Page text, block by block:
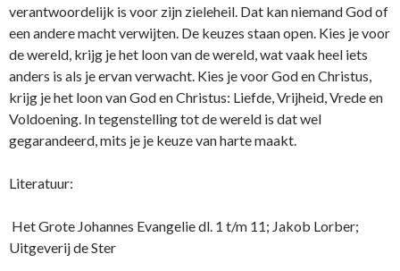
verantwoordelijk is voor zijn zieleheil. Dat kan niemand God of
een andere macht verwijten. De keuzes staan open. Kies je voor
de wereld, krijg je het loon van de wereld, wat vaak heel iets
anders is als je ervan verwacht. Kies je voor God en Christus,
krijg je het loon van God en Christus: Liefde, Vrijheid, Vrede en
Voldoening. In tegenstelling tot de wereld is dat wel
gegarandeerd, mits je je keuze van harte maakt.
Literatuur:
Het Grote Johannes Evangelie dl. 1 t/m 11; Jakob Lorber;
Uitgeverij de Ster